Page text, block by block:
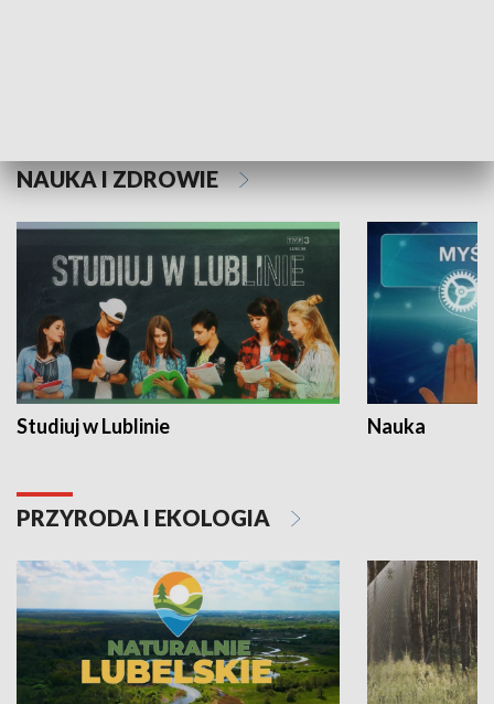
NAUKA I ZDROWIE
Studiuj w Lublinie Nauka
PRZYRODA I EKOLOGIA